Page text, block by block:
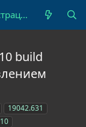
Регистрация
build
19042.631